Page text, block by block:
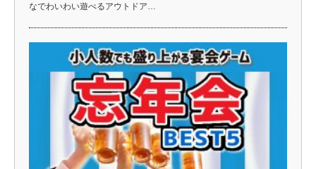
なでわいわい遊べるアウトドア…